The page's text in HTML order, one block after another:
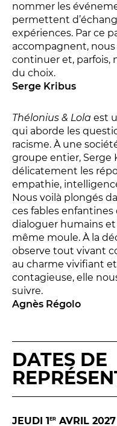
PRATIQUEZ...
Nissa Slam
Le Lab'Oratoire
À Voix haute ·
LES ACTIONS
Lettres à... [8 e
Les Spectacles
Moulins en scène
Autour des
Visites
INFOS
NOS SALLES
nommer les
permettent
expériences. Par ce
accompagnent,
continuer et, parfois,
du choix.
Serge Kribus
Thélonius & Lola est
qui aborde les
racisme. À une
groupe entier, Serge
délicatement les
empathie,
Nous voilà plongés
ces fables
dialoguer humains et
même moule. À la
observe tout vivant
au charme vivifiant
contagieuse, elle
suivre.
Agnès Régolo
DATES DE
JEUDI 1 ER AVRIL 2027